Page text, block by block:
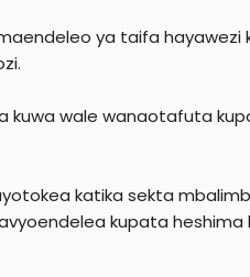
ya taifa hayawezi
kuwa wale wanaotafuta
katika sekta
kupata